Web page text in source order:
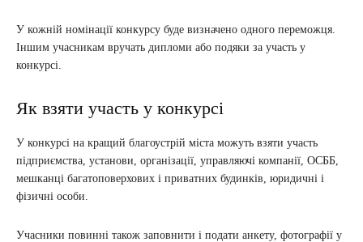
У кожній номінації конкурсу буде визначено одного переможця.
Іншим учасникам вручать дипломи або подяки за участь у
конкурсі.
Як взяти участь у конкурсі
У конкурсі на кращий благоустрій міста можуть взяти участь
підприємства, установи, організації, управляючі компанії, ОСББ,
мешканці багатоповерхових і приватних будинків, юридичні і
фізичні особи.
Учасники повинні також заповнити і подати анкету, фотографії у